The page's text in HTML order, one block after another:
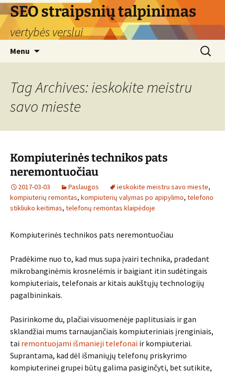
Skip
to
content
SEO straipsnių talpinimas
vertybės verslui
Menu
Search
for:
Tag Archives: ieskokite meistru
savo mieste
Kompiuterinės technikos pats
neremontuočiau
2017-03-03 Paslaugos ieskokite meistru savo mieste,
kompiuterių remontas, kompiuterių valymas po apipylimo, telefono
stikliuko keitimas, telefonų remontas klaipėdoje
Kompiuterinės technikos pats neremontuočiau
Pradėkime nuo to, kad mus supa įvairi technika, pradedant
mikrobanginėmis krosnelėmis ir baigiant itin sudėtingais
kompiuteriais, telefonais ar kitais aukštųjų technologijų
pagalbininkais.
Pasirinkome du, plačiai visuomenėje paplitusiais ir gan
sklandžiai mums tarnaujančiais kompiuteriniais įrenginiais,
tai remontuojami išmanieji telefonai ir kompiuteriai.
Suprantama, kad dėl išmaniųjų telefonų priskyrimo
kompiuterinei grupei būtų galima pasiginčyti, bet sutikite,